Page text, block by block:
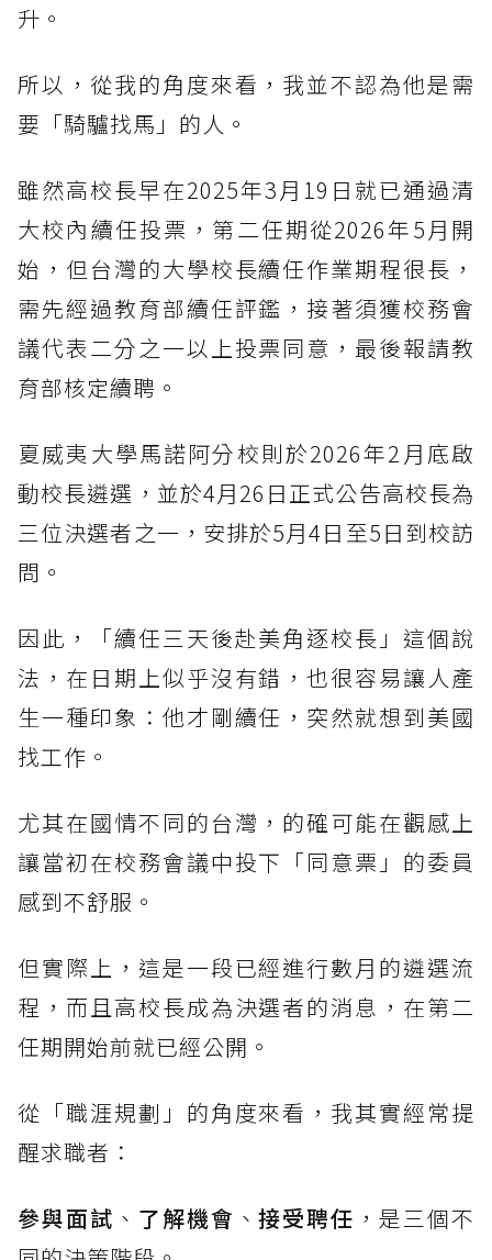
升。
所以，從我的角度來看，我並不認為他是需
要「騎驢找馬」的人。
雖然高校長早在2025年3月19日就已通過清
大校內續任投票，第二任期從2026年5月開
始，但台灣的大學校長續任作業期程很長，
需先經過教育部續任評鑑，接著須獲校務會
議代表二分之一以上投票同意，最後報請教
育部核定續聘。
夏威夷大學馬諾阿分校則於2026年2月底啟
動校長遴選，並於4月26日正式公告高校長為
三位決選者之一，安排於5月4日至5日到校訪
問。
因此，「續任三天後赴美角逐校長」這個說
法，在日期上似乎沒有錯，也很容易讓人產
生一種印象：他才剛續任，突然就想到美國
找工作。
尤其在國情不同的台灣，的確可能在觀感上
讓當初在校務會議中投下「同意票」的委員
感到不舒服。
但實際上，這是一段已經進行數月的遴選流
程，而且高校長成為決選者的消息，在第二
任期開始前就已經公開。
從「職涯規劃」的角度來看，我其實經常提
醒求職者：
參與面試 、 了解機會 、接受聘任 ，是三個不